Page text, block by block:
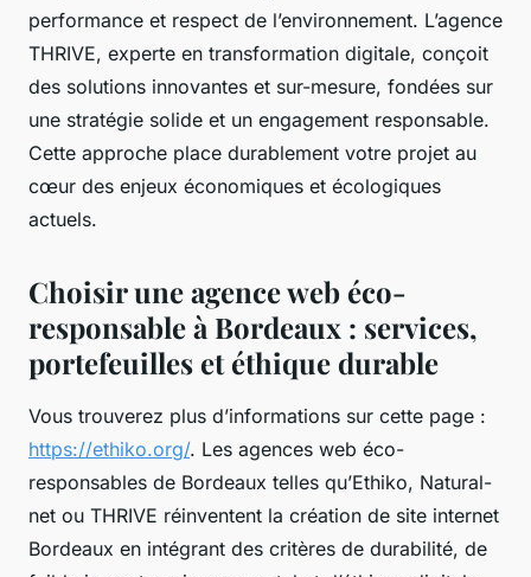
performance et respect de l’environnement. L’agence
THRIVE, experte en transformation digitale, conçoit
des solutions innovantes et sur-mesure, fondées sur
une stratégie solide et un engagement responsable.
Cette approche place durablement votre projet au
cœur des enjeux économiques et écologiques
actuels.
Choisir une agence web éco-
responsable à Bordeaux : services,
portefeuilles et éthique durable
Vous trouverez plus d’informations sur cette page :
https://ethiko.org/. Les agences web éco-
responsables de Bordeaux telles qu’Ethiko, Natural-
net ou THRIVE réinventent la création de site internet
Bordeaux en intégrant des critères de durabilité, de